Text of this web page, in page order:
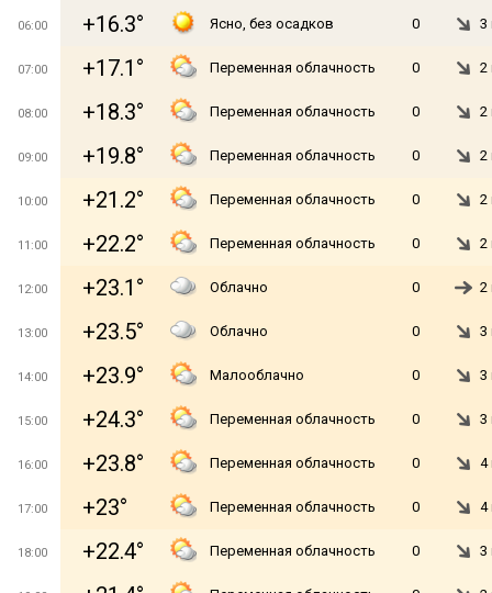
06:00 +16.3° Ясно, без осадков 0 3
07:00 +17.1° Переменная облачность 0 2
08:00 +18.3° Переменная облачность 0 2
09:00 +19.8° Переменная облачность 0 2
10:00 +21.2° Переменная облачность 0 2
11:00 +22.2° Переменная облачность 0 2
12:00 +23.1° Облачно 0 2
13:00 +23.5° Облачно 0 3
14:00 +23.9° Малооблачно 0 3
15:00 +24.3° Переменная облачность 0 3
16:00 +23.8° Переменная облачность 0 4
17:00 +23° Переменная облачность 0 4
18:00 +22.4° Переменная облачность 0 3